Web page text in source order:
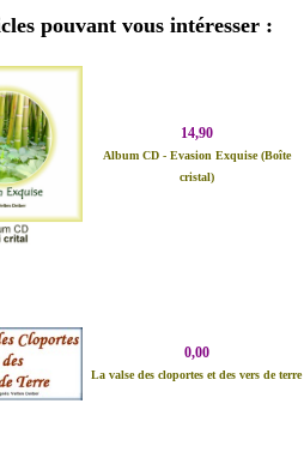
pouvant vous intéresser :
14,90
Album CD - Evasion Exquise (Boîte
cristal)
0,00
La valse des cloportes et des vers de terre